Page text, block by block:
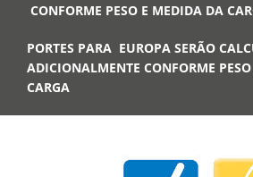
CONFORME PESO E MEDIDA DA
PORTES PARA EUROPA SERÃO
ADICIONALMENTE CONFORME
CARGA